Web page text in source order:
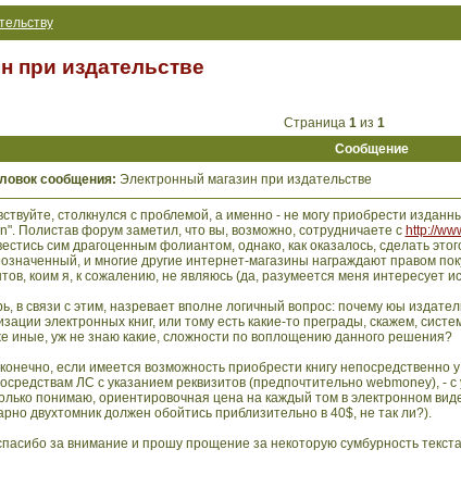
при издательстве
Страница 1из 1
Сообщение
сообщения: Электронный магазин при издательстве
столкнулся с проблемой, а именно - не могу приобрести
Полистав форум заметил, что вы, возможно, сотрудничаете с http://
сим драгоценным фолиантом, однако, как оказалось, сделать
и многие другие интернет-магазины награждают правом
коим я, к сожалению, не являюсь (да, разумеется меня интересует
в связи с этим, назревает вполне логичный вопрос: почему юы
электронных книг, или тому есть какие-то преграды, скажем,
иные, уж не знаю какие, сложности по воплощению данного решения?
если имеется возможность приобрести книгу
ЛС с указанием реквизитов (предпочтительно webmoney), -
понимаю, ориентировочная цена на каждый том в электронном
двухтомник должен обойтись приблизительно в 40$, не так ли?).
за внимание и прошу прощение за некоторую сумбурность